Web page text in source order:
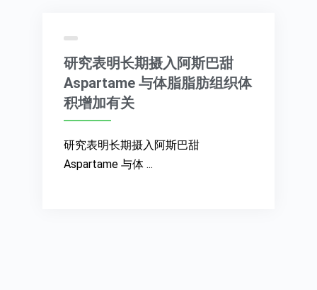
研究表明长期摄入阿斯巴甜
Aspartame 与体脂脂肪组织体
积增加有关
研究表明长期摄入阿斯巴甜
Aspartame 与体 ...